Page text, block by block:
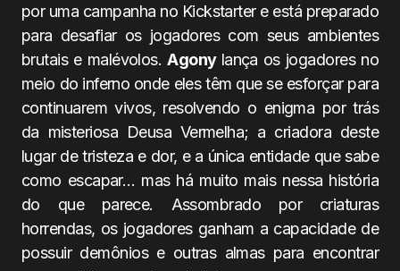
por uma campanha no Kickstarter e está preparado
para desafiar os jogadores com seus ambientes
brutais e malévolos.Agony lança os jogadores no
meio do inferno onde eles têm que se esforçar para
continuarem vivos, resolvendo o enigma por trás
da misteriosa Deusa Vermelha; a criadora deste
lugar de tristeza e dor, e a única entidade que sabe
como escapar… mas há muito mais nessa história
do que parece. Assombrado por criaturas
horrendas, os jogadores ganham a capacidade de
possuir demônios e outras almas para encontrar